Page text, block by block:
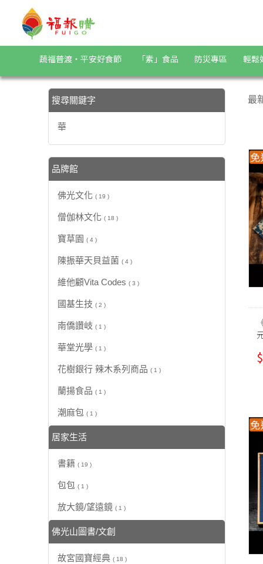
【華】搜尋結果 | 福報購蔬食購物商城
蔬福普渡・平安好食節 「素」食品 防災專區 輕鬆
搜尋關鍵字
華
品牌館
佛光文化 ( 19 )
僧伽林文化 ( 18 )
寶草園 ( 4 )
陳振華天貝益菌 ( 4 )
維他顧Vita Codes ( 3 )
國基生技 ( 2 )
南僑讚岐 ( 1 )
華堂光學 ( 1 )
花樹銀行 辣木系列商品 ( 1 )
蘭揚食品 ( 1 )
潮麻包 ( 1 )
居家生活
書籍 ( 19 )
包包 ( 1 )
放大鏡/望遠鏡 ( 1 )
佛光山圖書/文創
故宮國寶經典 ( 18 )
最